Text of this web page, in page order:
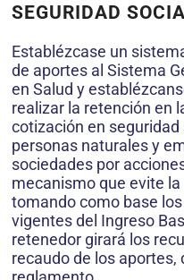
SEGURIDAD
Establézcase un
de aportes al Sistema
en Salud y
realizar la retención en
cotización en
personas naturales y
sociedades por
mecanismo que evite
tomando como base
vigentes del Ingreso
retenedor girará los
recaudo de los aportes,